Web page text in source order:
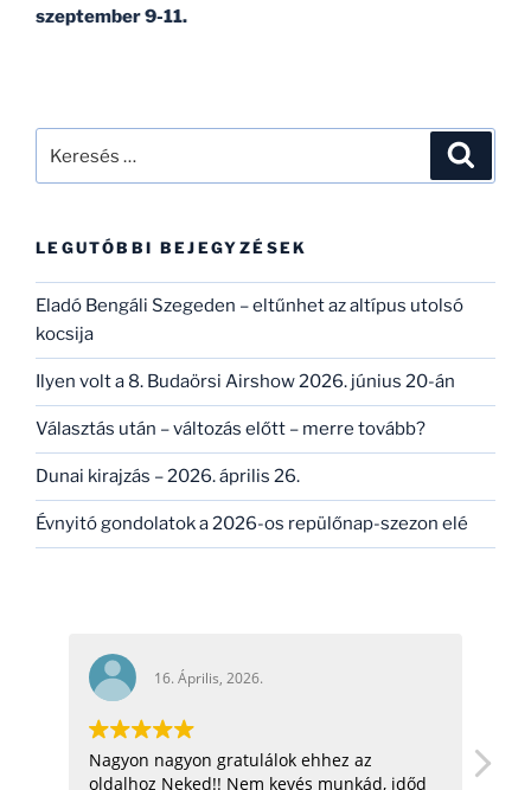
szeptember 9-11.
LEGUTÓBBI BEJEGYZÉSEK
Eladó Bengáli Szegeden – eltűnhet az altípus utolsó
kocsija
Ilyen volt a 8. Budaörsi Airshow 2026. június 20-án
Választás után – változás előtt – merre tovább?
Dunai kirajzás – 2026. április 26.
Évnyitó gondolatok a 2026-os repülőnap-szezon elé
16. Április, 2026.
Nagyon nagyon gratulálok ehhez az
oldalhoz Neked!! Nem kevés munkád, időd
hello!
üdv: zoli